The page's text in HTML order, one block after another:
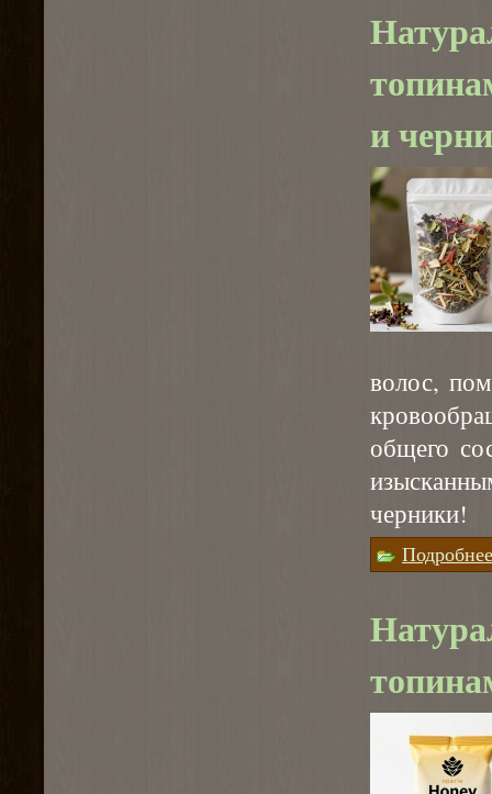
и
волос,
общего
черники!
Подробнее